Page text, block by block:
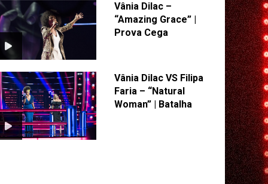
Vânia Dilac –
“Amazing Grace” |
Prova Cega
Vânia Dilac VS Filipa
Faria – “Natural
Woman” | Batalha